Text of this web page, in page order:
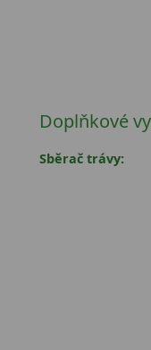
Doplňkové
Sběrač trávy: